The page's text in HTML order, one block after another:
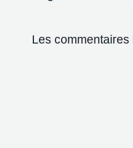
Les commentaires